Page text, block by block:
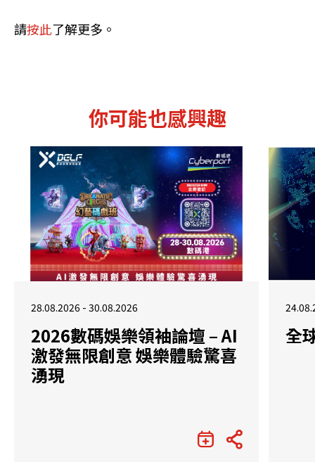
請按此了解更多。
你可能也感興趣
28.08.2026 - 30.08.2026
2026數碼娛樂領袖論壇 – AI
激發無限創意 娛樂體驗驚喜
湧現
全